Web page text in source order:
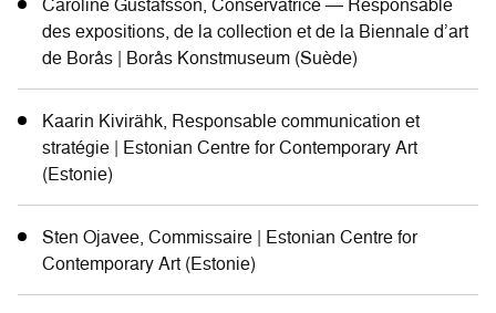
des expositions, de la collection et de la Biennale d’art
de Borås | Borås Konstmuseum (Suède)
Kaarin Kivirähk, Responsable communication et
stratégie | Estonian Centre for Contemporary Art
(Estonie)
Sten Ojavee, Commissaire | Estonian Centre for
Contemporary Art (Estonie)